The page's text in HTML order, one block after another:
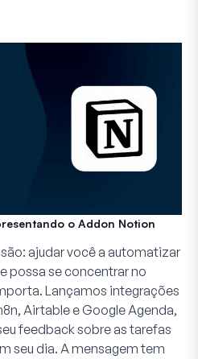
o Addon Notion
ajudar você a automatizar
possa se concentrar no
Lançamos integrações
Airtable e Google Agenda,
feedback sobre as tarefas
seu dia. A mensagem tem